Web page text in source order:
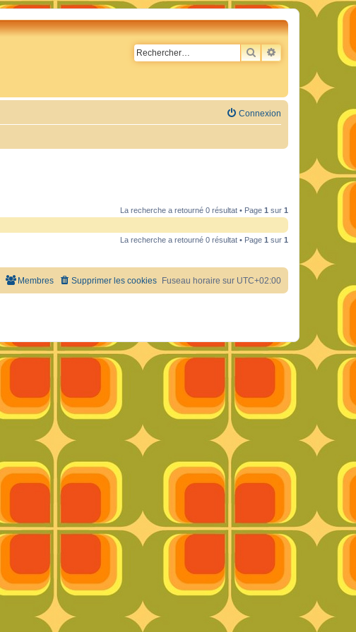
RECHERCHER
RECHERCHE
Connexion
La recherche a retourné 0 résultat • Page 1 sur 1
La recherche a retourné 0 résultat • Page 1 sur 1
Fuseau horaire sur UTC+02:00
Supprimer les cookies
Membres